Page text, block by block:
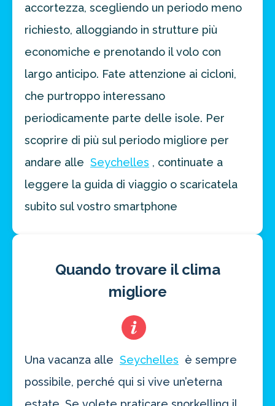
accortezza, scegliendo un periodo meno
richiesto, alloggiando in strutture più
economiche e prenotando il volo con
largo anticipo. Fate attenzione ai cicloni,
che purtroppo interessano
periodicamente parte delle isole. Per
scoprire di più sul periodo migliore per
andare alle Seychelles , continuate a
leggere la guida di viaggio o scaricatela
subito sul vostro smartphone
Quando trovare il clima
migliore
Una vacanza alle Seychelles è sempre
possibile, perché qui si vive un’eterna